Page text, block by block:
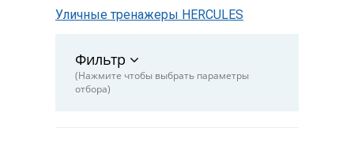
Уличные тренажеры HERCULES
Фильтр
(Нажмите чтобы выбрать параметры
отбора)